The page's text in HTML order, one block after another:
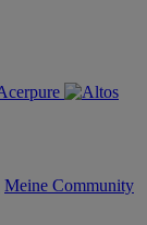
Meine Community